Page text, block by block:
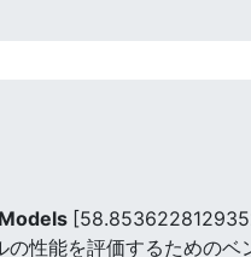
性能を評価するためのベ